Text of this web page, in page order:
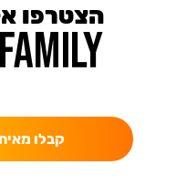
הצטרפו
קבלו